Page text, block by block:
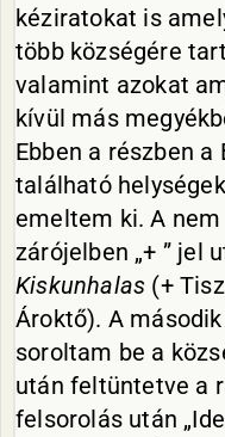
kéziratokat is
több községére
valamint azokat
kívül más
Ebben a részben a
található
emeltem ki. A
zárójelben „+ ” jel
Kiskunhalas (+
Ároktő). A
soroltam be a
után feltüntetve a
felsorolás után